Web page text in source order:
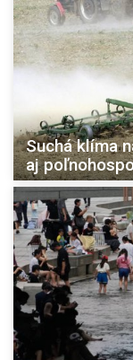
Suchá klíma
aj